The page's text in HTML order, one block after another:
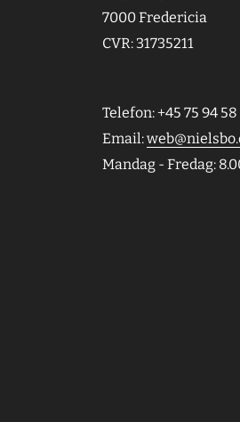
7000 Fredericia
CVR: 31735211
Telefon: +45 75 94
Email:
Mandag - Fredag: